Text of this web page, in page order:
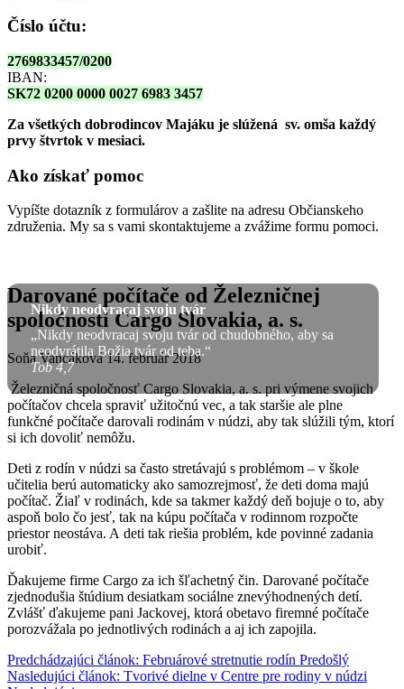
Číslo účtu:
2769833457/0200
IBAN:
SK72 0200 0000 0027 6983 3457
Za všetkých dobrodincov Majáku je slúžená sv. omša každý
prvy štvrtok v mesiaci.
Ako získať pomoc
Vypíšte dotazník z formulárov a zašlite na adresu Občianskeho
združenia. My sa s vami skontaktujeme a zvážime formu pomoci.
Nikdy neodvracaj svoju tvár
„Nikdy neodvracaj svoju tvár od chudobného, aby sa
neodvrátila Božia tvár od teba.“
Tob 4,7
Darované počítače od Železničnej
spoločnosti Cargo Slovakia, a. s.
Soňa Vancáková 14. február 2018
Železničná spoločnosť Cargo Slovakia, a. s. pri výmene svojich
počítačov chcela spraviť užitočnú vec, a tak staršie ale plne
funkčné počítače darovali rodinám v núdzi, aby tak slúžili tým, ktorí
si ich dovoliť nemôžu.
Deti z rodín v núdzi sa často stretávajú s problémom – v škole
učitelia berú automaticky ako samozrejmosť, že deti doma majú
počítač. Žiaľ v rodinách, kde sa takmer každý deň bojuje o to, aby
aspoň bolo čo jesť, tak na kúpu počítača v rodinnom rozpočte
priestor neostáva. A deti tak riešia problém, kde povinné zadania
urobiť.
Ďakujeme firme Cargo za ich šľachetný čin. Darované počítače
zjednodušia štúdium desiatkam sociálne znevýhodnených detí.
Zvlášť ďakujeme pani Jackovej, ktorá obetavo firemné počítače
porozvážala po jednotlivých rodinách a aj ich zapojila.
Predchádzajúci článok: Februárové stretnutie rodín Predošlý
Nasledujúci článok: Tvorivé dielne v Centre pre rodiny v núdzi